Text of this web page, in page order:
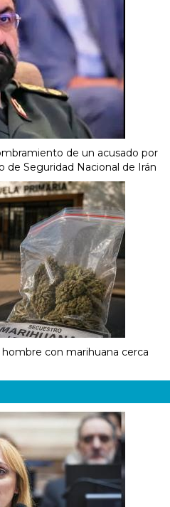
de un acusado por
de Seguridad Nacional de Irán
con marihuana cerca